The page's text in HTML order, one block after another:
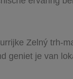
Zelný trh-
geniet je van